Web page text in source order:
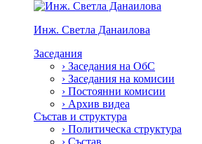
Инж. Светла Данаилова
Заседания
› Заседания на ОбС
› Заседания на комисии
› Постоянни комисии
› Архив видеа
Състав и структура
› Политическа структура
› Състав